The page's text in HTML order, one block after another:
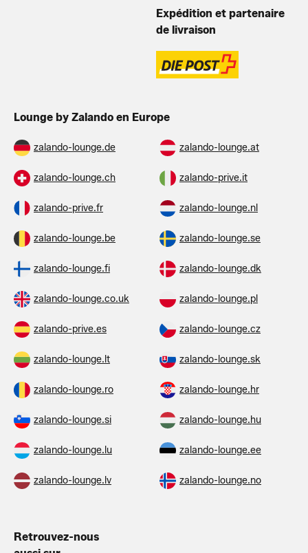
Expédition et partenaire
de livraison
Lounge by Zalando en Europe
zalando-lounge.de zalando-lounge.at
zalando-lounge.ch zalando-prive.it
zalando-prive.fr zalando-lounge.nl
zalando-lounge.be zalando-lounge.se
zalando-lounge.fi zalando-lounge.dk
zalando-lounge.co.uk zalando-lounge.pl
zalando-prive.es zalando-lounge.cz
zalando-lounge.lt zalando-lounge.sk
zalando-lounge.ro zalando-lounge.hr
zalando-lounge.si zalando-lounge.hu
zalando-lounge.lu zalando-lounge.ee
zalando-lounge.lv zalando-lounge.no
Retrouvez-nous